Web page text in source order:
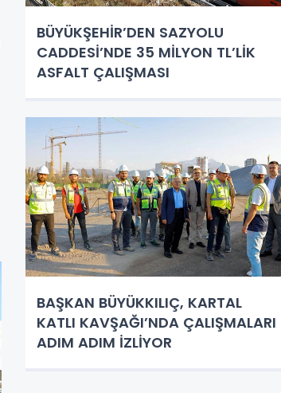
BÜYÜKŞEHİR’DEN SAZYOLU
CADDESİ’NDE 35 MİLYON TL’LİK
ASFALT ÇALIŞMASI
BAŞKAN BÜYÜKKILIÇ, KARTAL
KATLI KAVŞAĞI’NDA ÇALIŞMALARI
ADIM ADIM İZLİYOR